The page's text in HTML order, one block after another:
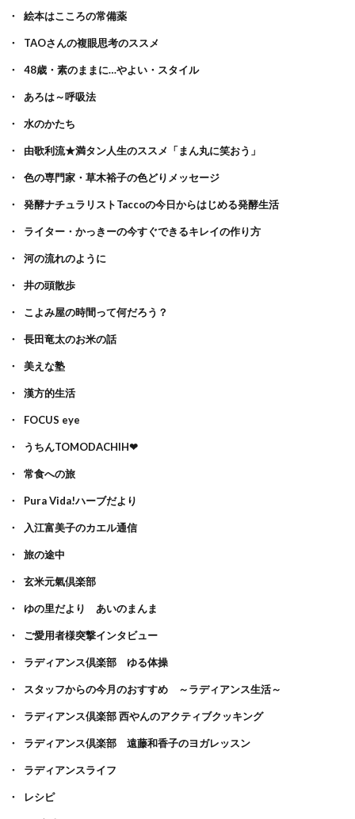
絵本はこころの常備薬
TAOさんの複眼思考のススメ
48歳・素のままに…やよい・スタイル
あろは～呼吸法
水のかたち
由歌利流★満タン人生のススメ「まん丸に笑おう」
色の専門家・草木裕子の色どりメッセージ
発酵ナチュラリストTaccoの今日からはじめる発酵生活
ライター・かっきーの今すぐできるキレイの作り方
河の流れのように
井の頭散歩
こよみ屋の時間って何だろう？
長田竜太のお米の話
美えな塾
漢方的生活
FOCUS eye
うちんTOMODACHIH❤
常食への旅
Pura Vida!ハーブだより
入江富美子のカエル通信
旅の途中
玄米元氣倶楽部
ゆの里だより あいのまんま
ご愛用者様突撃インタビュー
ラディアンス倶楽部 ゆる体操
スタッフからの今月のおすすめ ～ラディアンス生活～
ラディアンス倶楽部 西やんのアクティブクッキング
ラディアンス倶楽部 遠藤和香子のヨガレッスン
ラディアンスライフ
レシピ